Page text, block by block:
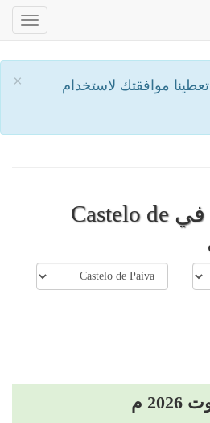
×
موافقتك لاستخدام
مواقيت الصلاة في Castelo de